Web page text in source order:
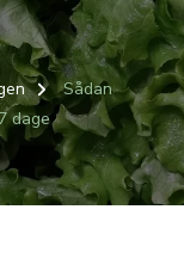
Sådan
dage